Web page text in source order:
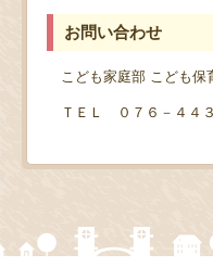
お問い合わせ
こども家庭部 こども保
ＴＥＬ ０７６－４４